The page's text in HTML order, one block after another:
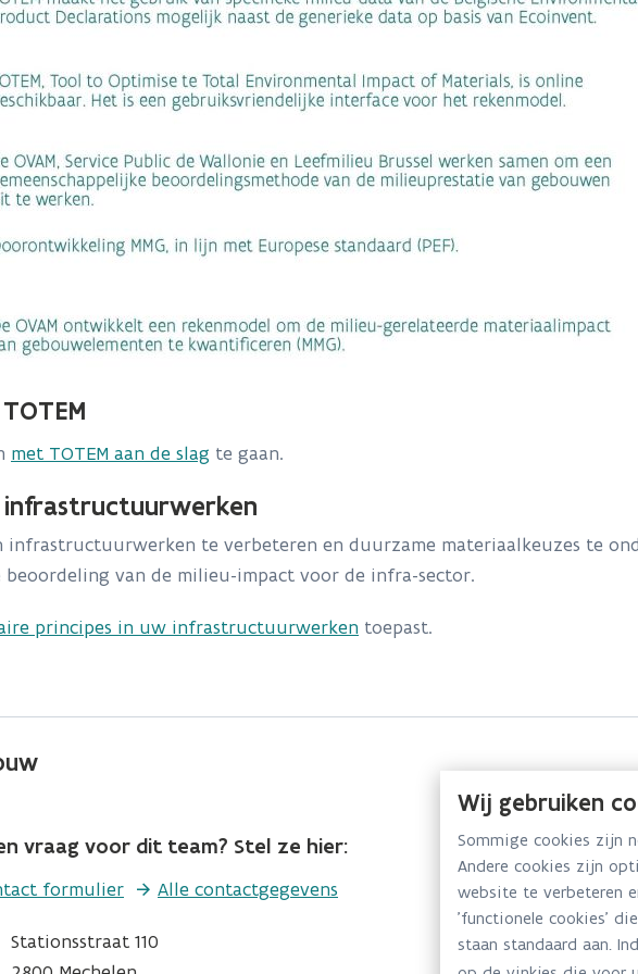
met TOTEM aan de slag te gaan.
infrastructuurwerken te verbeteren en duurzame materiaalkeuzes te
van de milieu-impact voor de infra-sector.
principes in uw infrastructuurwerken toepast.
vraag voor dit team? Stel ze hier:
formulier Alle contactgegevens
Stationsstraat 110
Wij gebruiken
Sommige cookies zijn
Andere cookies zijn
website te verbeteren
'functionele cookies'
staan standaard aan.